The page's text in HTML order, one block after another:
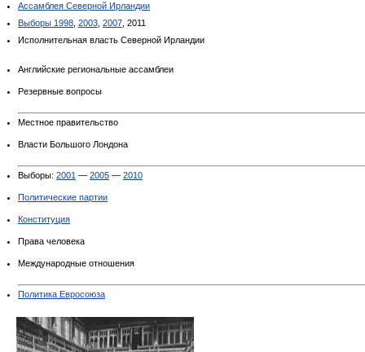
Ассамблея Северной Ирландии
Выборы 1998 2003 2007 , 2011
Исполнительная власть Северной Ирландии
Английские региональные ассамблеи
Резервные вопросы
Местное правительство
Власти Большого Лондона
Выборы: 2001 — 2005 — 2010
Политические партии
Конституция
Права человека
Международные отношения
Политика Евросоюза